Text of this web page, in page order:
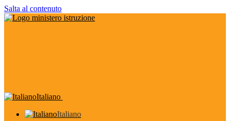
Salta al contenuto
Italiano
Italiano